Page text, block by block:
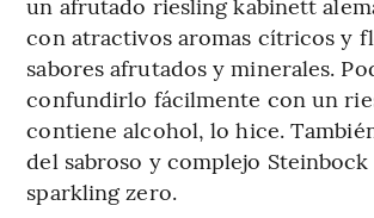
con atractivos aromas cítricos y
sabores afrutados y minerales.
confundirlo fácilmente con un
contiene alcohol, lo hice.
del sabroso y complejo Steinbock
sparkling zero.